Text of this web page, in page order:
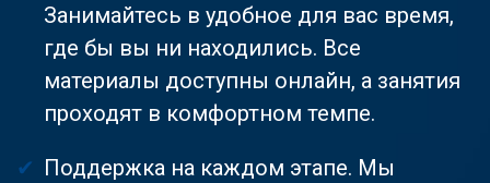
Занимайтесь в удобное для вас время,
где бы вы ни находились. Все
материалы доступны онлайн, а занятия
проходят в комфортном темпе.
Поддержка на каждом этапе. Мы